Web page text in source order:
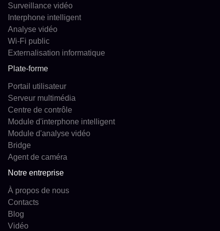
Surveillance vidéo
Interphone intelligent
Analyse vidéo
Wi-Fi public
Externalisation informatique
Plate-forme
Portail utilisateur
Serveur multimédia
Centre de contrôle
Module d'interphone intelligent
Module d'analyse vidéo
Bridge
Agent de caméra
Notre entreprise
À propos de nous
Contacts
Blog
Vidéo